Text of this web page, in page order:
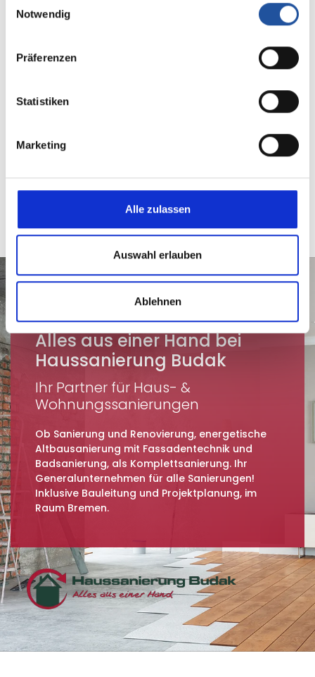
Notwendig
Präferenzen
Statistiken
Marketing
Alle zulassen
Auswahl erlauben
Ablehnen
Alles aus einer Hand bei
Haussanierung Budak
Ihr Partner für Haus- &
Wohnungssanierungen
Ob Sanierung und Renovierung, energetische
Altbausanierung mit Fassadentechnik und
Badsanierung, als Komplettsanierung. Ihr
Generalunternehmen für alle Sanierungen!
Inklusive Bauleitung und Projektplanung, im
Raum Bremen.